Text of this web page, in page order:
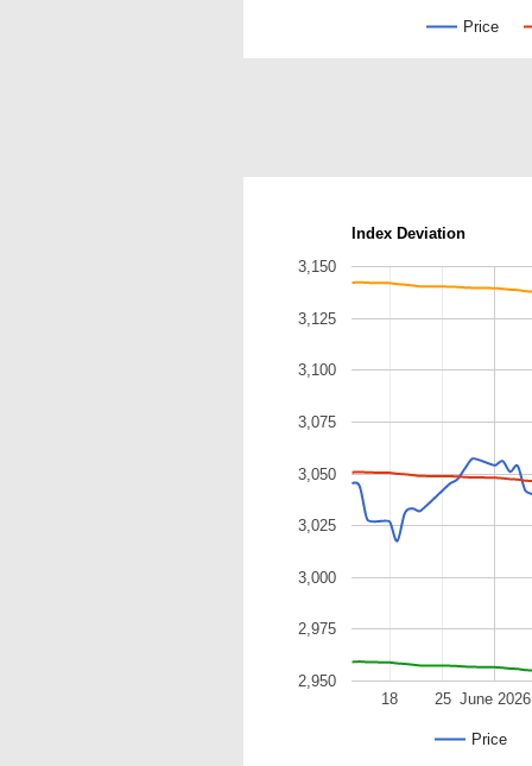
Price
Index Deviation
Price
June 2026
18 25
2,950
2,975
3,000
3,025
3,050
3,075
3,100
3,125
3,150